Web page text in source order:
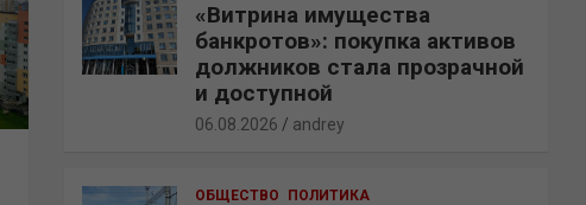
«Витрина имущества
банкротов»: покупка активов
должников стала прозрачной
и доступной
06.08.2026 andrey
ОБЩЕСТВО ПОЛИТИКА